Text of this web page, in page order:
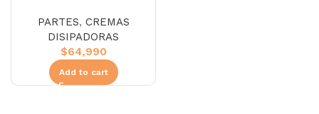
ESSENTIAL
PARTES, CREMAS
DISIPADORAS
$64,990
Add to cart